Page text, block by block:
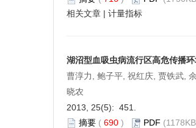
相关文章 | 计量指标
湖沼型血吸虫病流行区高危传播
曹淳力, 鲍子平, 祝红庆, 贾铁武,
晓农
2013, 25(5): 451.
摘要 ( 690 ) PDF